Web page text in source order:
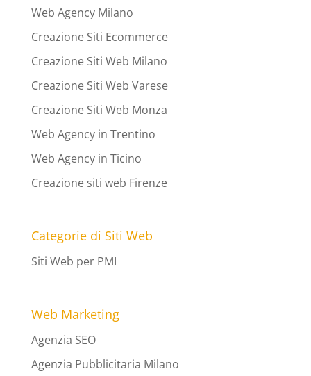
Web Agency Milano
Creazione Siti Ecommerce
Creazione Siti Web Milano
Creazione Siti Web Varese
Creazione Siti Web Monza
Web Agency in Trentino
Web Agency in Ticino
Creazione siti web Firenze
Categorie di Siti Web
Siti Web per PMI
Web Marketing
Agenzia SEO
Agenzia Pubblicitaria Milano